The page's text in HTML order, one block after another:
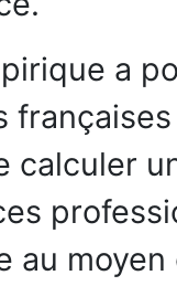
a
calculer
au moyen